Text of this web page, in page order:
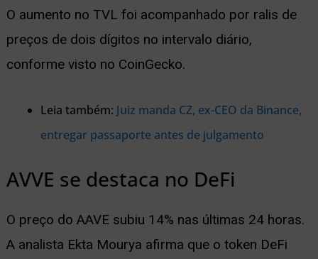
O aumento no TVL foi acompanhado por ralis de
preços de dois dígitos no intervalo diário,
conforme visto no CoinGecko.
Leia também: Juiz manda CZ, ex-CEO da Binance,
entregar passaporte antes de julgamento
AVVE se destaca no DeFi
O preço do AAVE subiu 14% nas últimas 24 horas.
A analista Ekta Mourya afirma que o token DeFi